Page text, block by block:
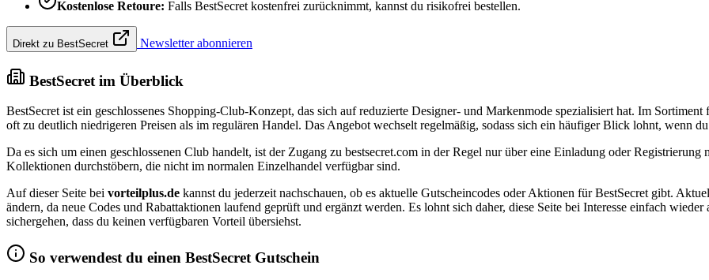
Kostenlose Retoure: Falls BestSecret kostenfrei zurücknimmt, kannst du risikofrei bestellen.
Direkt zu BestSecret Newsletter abonnieren
BestSecret im Überblick
BestSecret ist ein geschlossenes Shopping-Club-Konzept, das sich auf reduzierte Designer- und Markenmode spezialisiert hat. Im
oft zu deutlich niedrigeren Preisen als im regulären Handel. Das Angebot wechselt regelmäßig, sodass sich ein häufiger Blick lohnt, wenn
Da es sich um einen geschlossenen Club handelt, ist der Zugang zu bestsecret.com in der Regel nur über eine Einladung oder
Kollektionen durchstöbern, die nicht im normalen Einzelhandel verfügbar sind.
Auf dieser Seite bei vorteilplus.de kannst du jederzeit nachschauen, ob es aktuelle Gutscheincodes oder Aktionen für BestSecret gibt.
ändern, da neue Codes und Rabattaktionen laufend geprüft und ergänzt werden. Es lohnt sich daher, diese Seite bei Interesse einfach
sichergehen, dass du keinen verfügbaren Vorteil übersiehst.
So verwendest du einen BestSecret Gutschein